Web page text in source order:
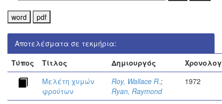
Αποτελέσματα σε τεκμήρια:
Τύπος
Τίτλος Δημιουργός
Μελέτη χυμών
φρούτων
Roy, Wallace R.;
Ryan, Raymond
1972